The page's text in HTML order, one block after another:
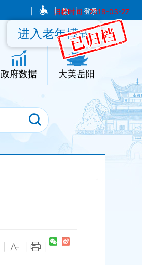
归档时间：2018-03-27
|繁| 登录
政府数据 大美岳阳
进入老年模式